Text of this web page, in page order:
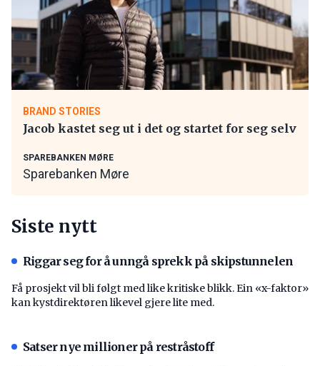
BRAND STORIES
Jacob kastet seg ut i det og startet for seg selv
SPAREBANKEN MØRE
Sparebanken Møre
Siste nytt
Riggar seg for å unngå sprekk på skipstunnelen
Få prosjekt vil bli følgt med like kritiske blikk. Ein «x-faktor»
kan kystdirektøren likevel gjere lite med.
Satser nye millioner på restråstoff